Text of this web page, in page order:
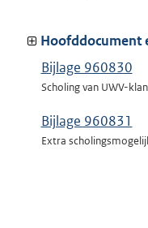
Hoofddocument
Bijlage 960830
Scholing van UWV-
Bijlage 960831
Extra